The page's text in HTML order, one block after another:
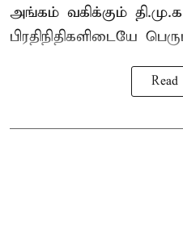
அங்கம் வகிக்கும்
பிரதிநிதிகளிடையே